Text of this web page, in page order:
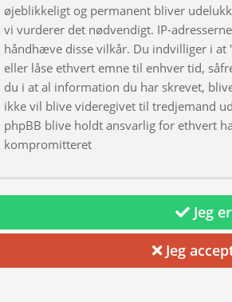
øjeblikkeligt og permanent bliver
vi vurderer det nødvendigt. IP-
håndhæve disse vilkår. Du indvilliger i
eller låse ethvert emne til enhver tid,
du i at al information du har skrevet,
ikke vil blive videregivet til tredjemand
phpBB blive holdt ansvarlig for ethvert
kompromitteret
Jeg
Jeg